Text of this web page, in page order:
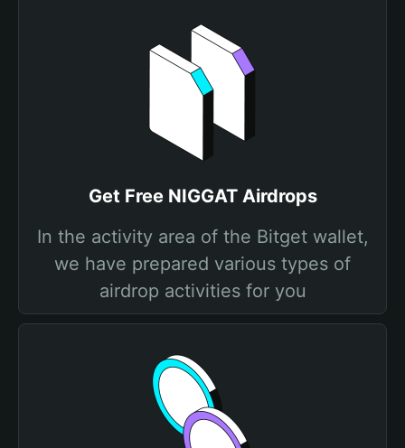
Get Free NIGGAT Airdrops
In the activity area of the Bitget wallet,
we have prepared various types of
airdrop activities for you